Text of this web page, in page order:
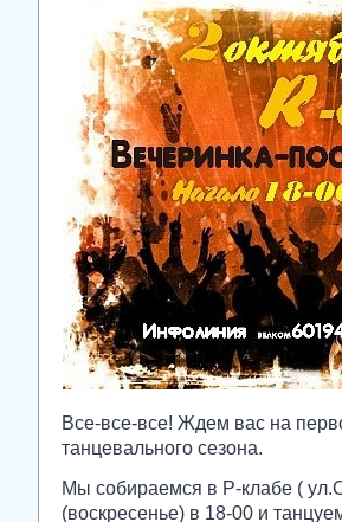
Все-все-все! Ждем вас на
танцевального сезона.
Мы собираемся в Р-клабе (
(воскресенье) в 18-00 и